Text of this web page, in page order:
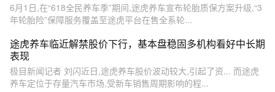
6月1日,在“618全民养车季”期间,途虎养车宣布轮胎质保方案升级,“3
年轮胎险”保障服务覆盖至途虎平台在售全系轮...
途虎养车临近解禁股价下行，基本盘稳固多机构看好中长期
表现
极目新闻记者 刘闪近日,途虎养车股价波动较大,引起了资... 而途虎
养车定位于存量汽车市场,受新车销售周期影响的程...